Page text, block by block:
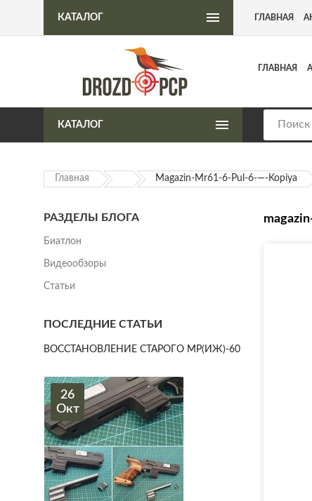
Интернет-магазин пневматического оружия
ГЛАВНАЯ
КАТАЛОГ
КАТАЛОГ ГЛАВНАЯ
Главная Magazin-Mr61-6-Pul-6-—-Kopiya
РАЗДЕЛЫ БЛОГА
Биатлон
Видеообзоры
Статьи
ПОСЛЕДНИЕ СТАТЬИ
ВОССТАНОВЛЕНИЕ СТАРОГО МР(ИЖ)-60
26
Окт